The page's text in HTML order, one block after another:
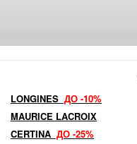
LONGINES ДО -10%
MAURICE LACROIX
CERTINA ДО -25%